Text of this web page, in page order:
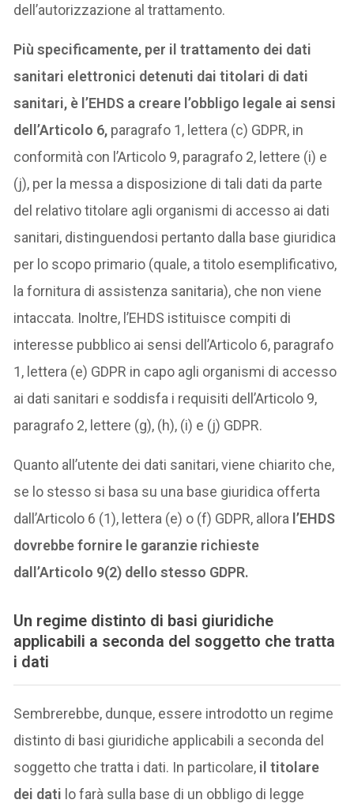
dell’autorizzazione al trattamento.
Più specificamente, per il trattamento dei dati
sanitari elettronici detenuti dai titolari di dati
sanitari, è l’EHDS a creare l’obbligo legale ai sensi
dell’Articolo 6, paragrafo 1, lettera (c) GDPR, in
conformità con l’Articolo 9, paragrafo 2, lettere (i) e
(j), per la messa a disposizione di tali dati da parte
del relativo titolare agli organismi di accesso ai dati
sanitari, distinguendosi pertanto dalla base giuridica
per lo scopo primario (quale, a titolo esemplificativo,
la fornitura di assistenza sanitaria), che non viene
intaccata. Inoltre, l’EHDS istituisce compiti di
interesse pubblico ai sensi dell’Articolo 6, paragrafo
1, lettera (e) GDPR in capo agli organismi di accesso
ai dati sanitari e soddisfa i requisiti dell’Articolo 9,
paragrafo 2, lettere (g), (h), (i) e (j) GDPR.
Quanto all’utente dei dati sanitari, viene chiarito che,
se lo stesso si basa su una base giuridica offerta
dall’Articolo 6 (1), lettera (e) o (f) GDPR, allora l’EHDS
dovrebbe fornire le garanzie richieste
dall’Articolo 9(2) dello stesso GDPR.
Un regime distinto di basi giuridiche
applicabili a seconda del soggetto che tratta
i dati
Sembrerebbe, dunque, essere introdotto un regime
distinto di basi giuridiche applicabili a seconda del
soggetto che tratta i dati. In particolare, il titolare
dei dati lo farà sulla base di un obbligo di legge